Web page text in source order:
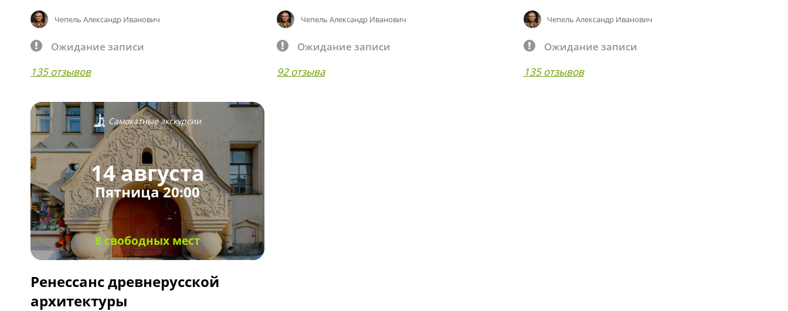
Чепель Александр Иванович
Ожидание записи
135 отзывов
Чепель Александр Иванович
Ожидание записи
92 отзыва
Чепель Александр Иванович
Ожидание записи
135 отзывов
Самокатные экскурсии
14 августа
Пятница 20:00
8 свободных мест
Ренессанс древнерусской
архитектуры